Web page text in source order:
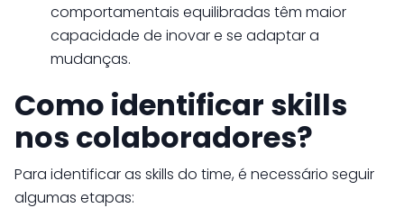
comportamentais equilibradas têm maior
capacidade de inovar e se adaptar a
mudanças.
Como identificar skills
nos colaboradores?
Para identificar as skills do time, é necessário seguir
algumas etapas: